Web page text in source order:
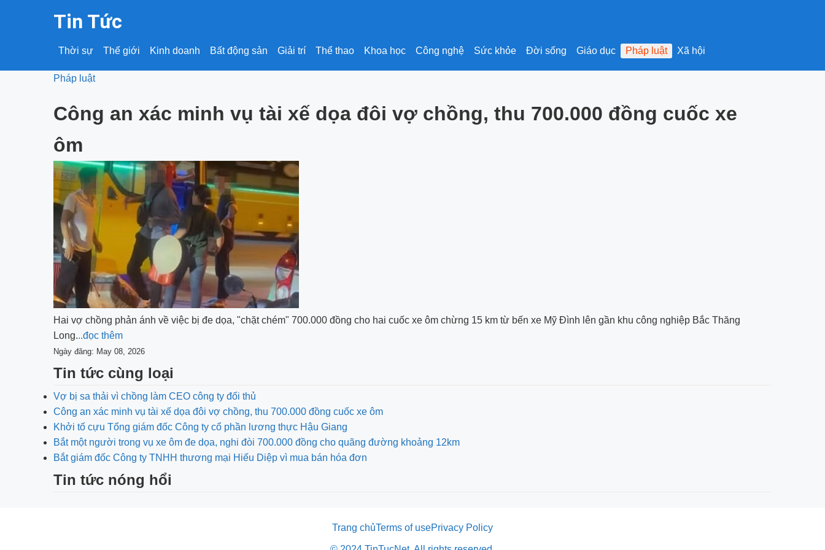
Tin Tức
Thời sự Thế giới Kinh doanh Bất động sản Giải trí Thể thao Khoa học Công nghệ Sức khỏe Đời sống Giáo dục Pháp luật Xã hội
Pháp luật
Công an xác minh vụ tài xế dọa đôi vợ chồng, thu 700.000 đồng cuốc xe
ôm
Hai vợ chồng phản ánh về việc bị đe dọa, "chặt chém" 700.000 đồng cho hai cuốc xe ôm chừng 15 km từ bến xe Mỹ Đình lên gần khu công nghiệp Bắc Thăng
Long...đọc thêm
Ngày đăng: May 08, 2026
Tin tức cùng loại
Vợ bị sa thải vì chồng làm CEO công ty đối thủ
Công an xác minh vụ tài xế dọa đôi vợ chồng, thu 700.000 đồng cuốc xe ôm
Khởi tố cựu Tổng giám đốc Công ty cổ phần lương thực Hậu Giang
Bắt một người trong vụ xe ôm đe dọa, nghi đòi 700.000 đồng cho quãng đường khoảng 12km
Bắt giám đốc Công ty TNHH thương mại Hiếu Diệp vì mua bán hóa đơn
Tin tức nóng hổi
Trang chủTerms of usePrivacy Policy